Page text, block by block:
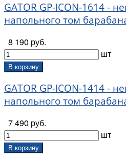
GATOR GP-ICON-1614 -
напольного том
8 190 руб.
шт
В корзину
GATOR GP-ICON-1414 -
напольного том
7 490 руб.
шт
В корзину